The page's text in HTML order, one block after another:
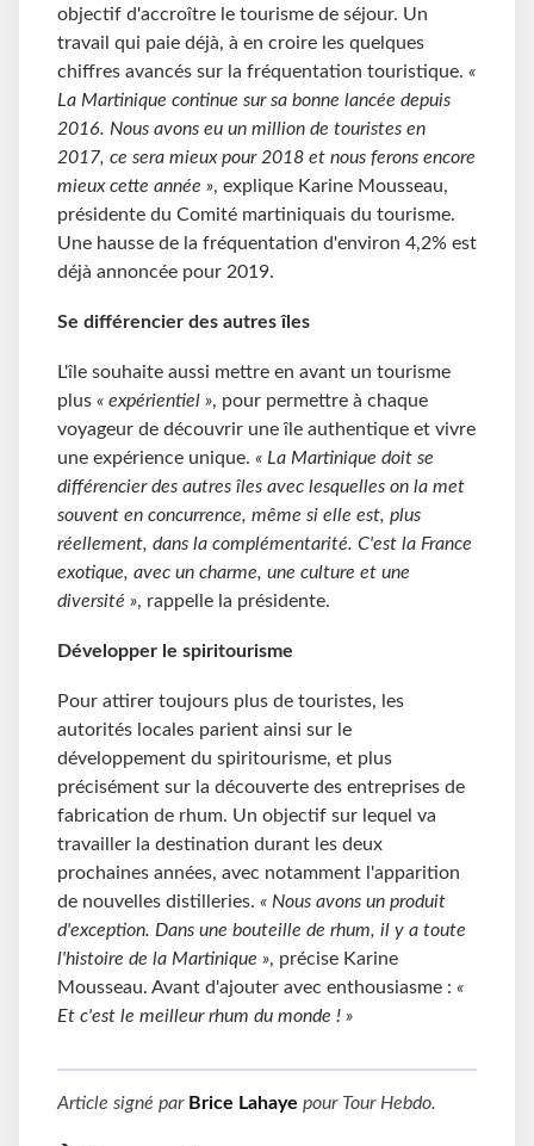
objectif d'accroître le tourisme de séjour. Un
travail qui paie déjà, à en croire les quelques
chiffres avancés sur la fréquentation touristique. «
La Martinique continue sur sa bonne lancée depuis
2016. Nous avons eu un million de touristes en
2017, ce sera mieux pour 2018 et nous ferons encore
mieux cette année », explique Karine Mousseau,
présidente du Comité martiniquais du tourisme.
Une hausse de la fréquentation d'environ 4,2% est
déjà annoncée pour 2019.
Se différencier des autres îles
L'île souhaite aussi mettre en avant un tourisme
plus « expérientiel », pour permettre à chaque
voyageur de découvrir une île authentique et vivre
une expérience unique. « La Martinique doit se
différencier des autres îles avec lesquelles on la met
souvent en concurrence, même si elle est, plus
réellement, dans la complémentarité. C'est la France
exotique, avec un charme, une culture et une
diversité », rappelle la présidente.
Développer le spiritourisme
Pour attirer toujours plus de touristes, les
autorités locales parient ainsi sur le
développement du spiritourisme, et plus
précisément sur la découverte des entreprises de
fabrication de rhum. Un objectif sur lequel va
travailler la destination durant les deux
prochaines années, avec notamment l'apparition
de nouvelles distilleries. « Nous avons un produit
d'exception. Dans une bouteille de rhum, il y a toute
l'histoire de la Martinique », précise Karine
Mousseau. Avant d'ajouter avec enthousiasme : «
Et c'est le meilleur rhum du monde ! »
Article signé par Brice Lahaye pour Tour Hebdo.